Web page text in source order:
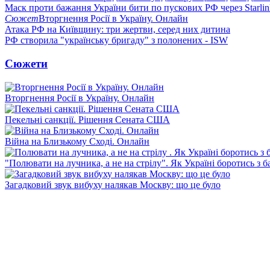
Маск проти бажання України бити по пускових РФ через
СюжетВторгнення Росії в Україну. Онлайн
Атака РФ на Київщину: три жертви, серед них дитина
РФ створила "українську бригаду" з полонених - ISW
Сюжети
Вторгнення Росії в Україну. Онлайн
Пекельні санкції. Рішення Сената США
Війна на Близькому Сході. Онлайн
"Полювати на лучника, а не на стрілу". Як Україні боротись з
Загадковий звук вибуху налякав Москву: що це було